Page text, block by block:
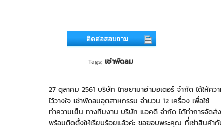
Tags: เช่าพัดลม
27 ตุลาคม 2561 บริษัท ไทยยามาฮ่ามอเตอร์ จำกัด ได้ให้คว
ไว้วางใจ เช่าพัดลมอุตสาหกรรม จำนวน 12 เครื่อง เพื่อใช้
ทำความเย็น ทางทีมงาน บริษัท แอคดี จำกัด ได้ทำการจัดส่ง
พร้อมติดตั้งให้เรียบร้อยแล้วค่ะ ขอขอบพระคุณ ที่่เช่าสินค้า